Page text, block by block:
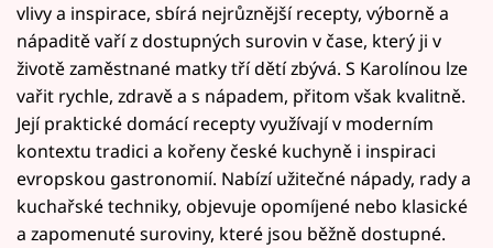
vlivy a inspirace, sbírá nejrůznější recepty, výborně a
nápaditě vaří z dostupných surovin v čase, který ji v
životě zaměstnané matky tří dětí zbývá. S Karolínou lze
vařit rychle, zdravě a s nápadem, přitom však kvalitně.
Její praktické domácí recepty využívají v moderním
kontextu tradici a kořeny české kuchyně i inspiraci
evropskou gastronomií. Nabízí užitečné nápady, rady a
kuchařské techniky, objevuje opomíjené nebo klasické
a zapomenuté suroviny, které jsou běžně dostupné.